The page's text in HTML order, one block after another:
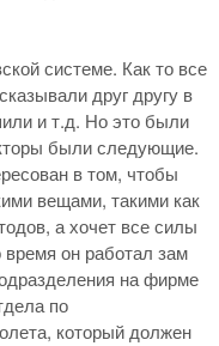
системе. Как то все
друг другу в
и т.д. Но это были
были следующие.
в том, чтобы
вещами, такими как
а хочет все силы
время он работал зам
на фирме
по
который должен